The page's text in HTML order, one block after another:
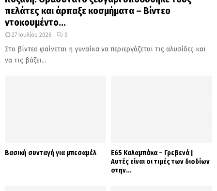
πελάτες και άρπαξε κοσμήματα – Βίντεο
ντοκουμέντο...
27 Ιουλίου 2026 0
Στο βίντεο φαίνεται η γυναίκα να περιεργάζεται τις αλυσίδες και
να τις βάζει...
Βασική συνταγή για μπεσαμέλ
Ε65 Καλαμπάκα – Γρεβενά |
Αυτές είναι οι τιμές των διοδίων
στην...